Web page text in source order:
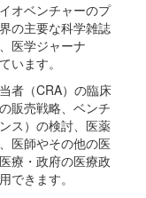
オベンチャーのプ
の主要な科学雑誌
医学ジャーナ
います。
者（CRA）の臨床
販売戦略、ベンチ
ス）の検討、医薬
医師やその他の医
療・政府の医療政
できます。